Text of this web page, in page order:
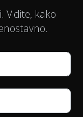
Vidite, kako